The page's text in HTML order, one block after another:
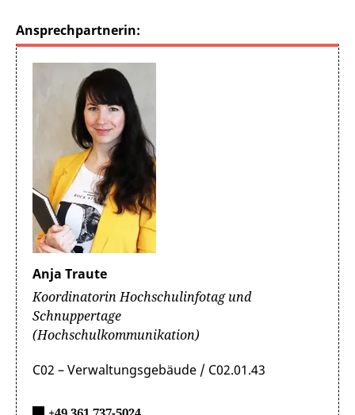
Ansprechpartnerin:
Anja Traute
Koordinatorin Hochschulinfotag und
Schnuppertage
(Hochschulkommunikation)
C02 – Verwaltungsgebäude / C02.01.43